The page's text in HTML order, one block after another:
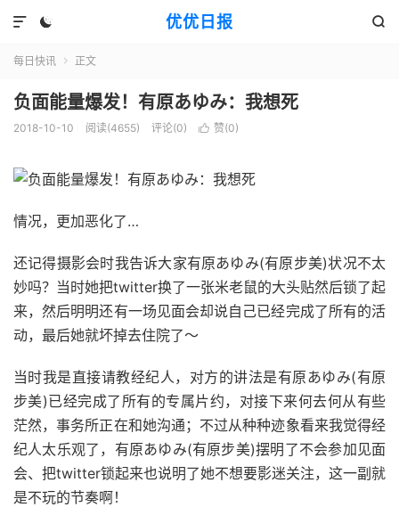
优优日报
 

每日快讯  正文
负面能量爆发！有原あゆみ：我想死
2018-10-10 阅读(4655) 评论(0)  赞(0)
情况，更加恶化了…
还记得摄影会时我告诉大家有原あゆみ(有原步美)状况不太
妙吗？当时她把twitter换了一张米老鼠的大头贴然后锁了起
来，然后明明还有一场见面会却说自己已经完成了所有的活
动，最后她就坏掉去住院了～
当时我是直接请教经纪人，对方的讲法是有原あゆみ(有原
步美)已经完成了所有的专属片约，对接下来何去何从有些
茫然，事务所正在和她沟通；不过从种种迹象看来我觉得经
纪人太乐观了，有原あゆみ(有原步美)摆明了不会参加见面
会、把twitter锁起来也说明了她不想要影迷关注，这一副就
是不玩的节奏啊！